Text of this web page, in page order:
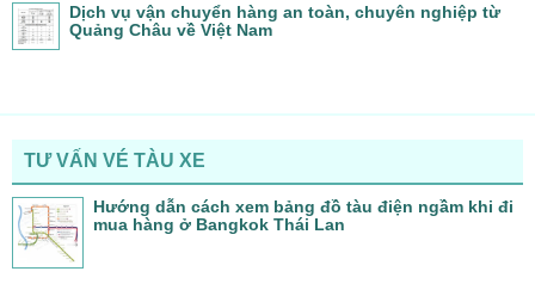
Dịch vụ vận chuyển hàng an toàn, chuyên nghiệp từ
Quảng Châu về Việt Nam
TƯ VẤN VÉ TÀU XE
Hướng dẫn cách xem bảng đồ tàu điện ngầm khi đi
mua hàng ở Bangkok Thái Lan